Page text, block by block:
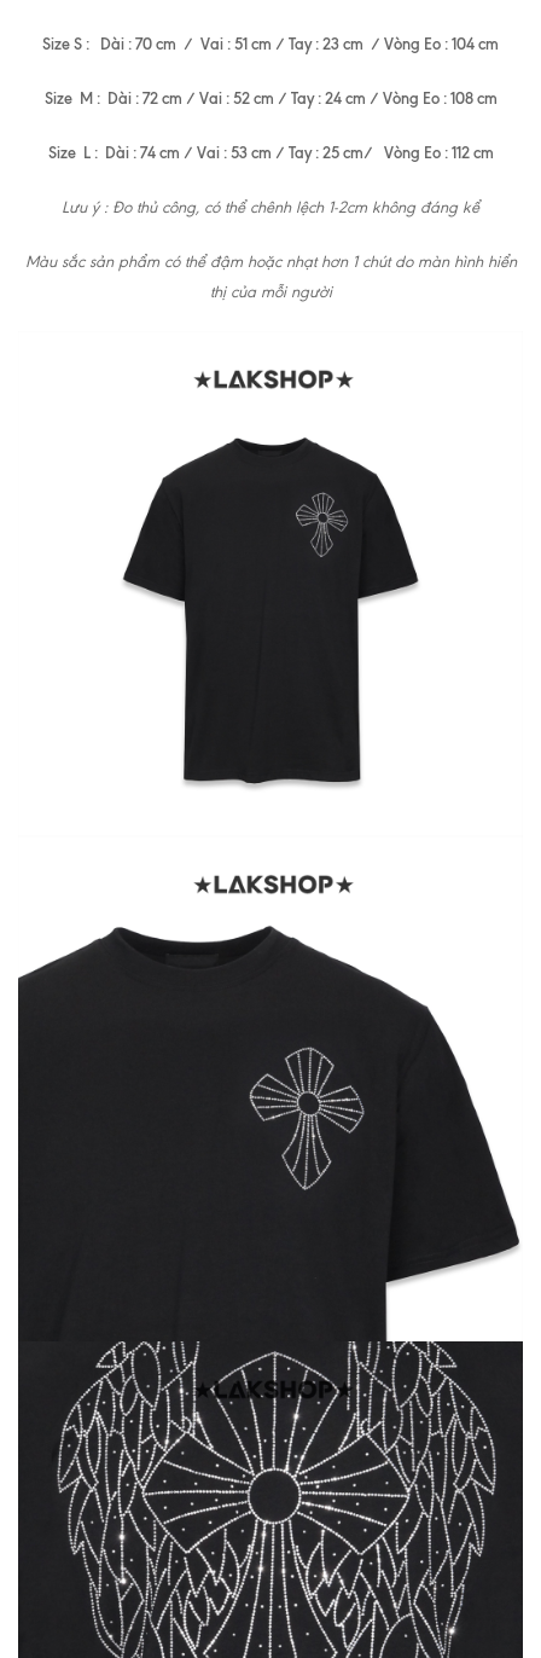
Size S : Dài : 70 cm / Vai : 51 cm / Tay : 23 cm / Vòng Eo : 104 cm
Size M : Dài : 72 cm / Vai : 52 cm / Tay : 24 cm / Vòng Eo : 108 cm
Size L : Dài : 74 cm / Vai : 53 cm / Tay : 25 cm/ Vòng Eo : 112 cm
Lưu ý : Đo thủ công, có thể chênh lệch 1-2cm không đáng kể
Màu sắc sản phẩm có thể đậm hoặc nhạt hơn 1 chút do màn hình hiển
thị của mỗi người